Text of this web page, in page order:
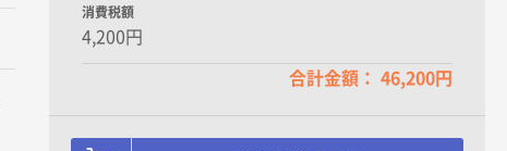
お供え用
消費税額
4,200円
合計金額： 46,200円